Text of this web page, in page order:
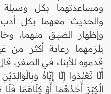
ومساعدتهما بكل وسيلة
والحديث معهما بكل
وإظهار الضيق منهما،
يلزمهما رعاية أكثر من
قدموه للأبناء في الصغر،
أَلَّا تَعْبُدُوا إِلَّا إِيَّاهُ
الْكِبَرَ أَحَدُهُمَا أَوْ كِلَاهُمَا